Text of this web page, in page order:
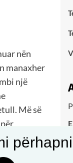
nën
manaxher
një
Më së